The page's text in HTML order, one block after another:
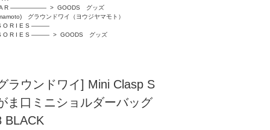
R ―――――― > GOODS グッズ
グラウンドワイ（ヨウジヤマモト）
O R I E S ―――
O R I E S ――― > GOODS グッズ
ラウンドワイ] Mini Clasp S
ま口ミニショルダーバッグ
BLACK